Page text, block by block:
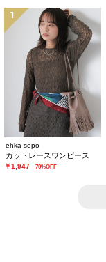
1
ehka sopo
カットレースワンピース
￥1,947 -70%OFF-